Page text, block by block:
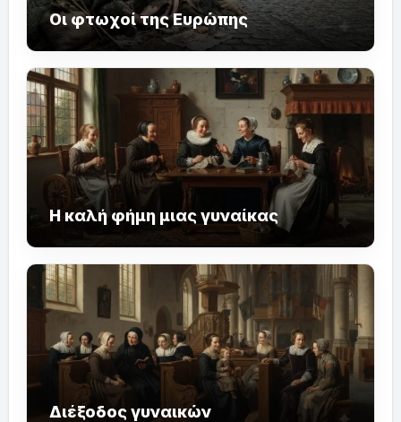
Οι φτωχοί της Ευρώπης
Η καλή φήμη μιας γυναίκας
Διέξοδος γυναικών